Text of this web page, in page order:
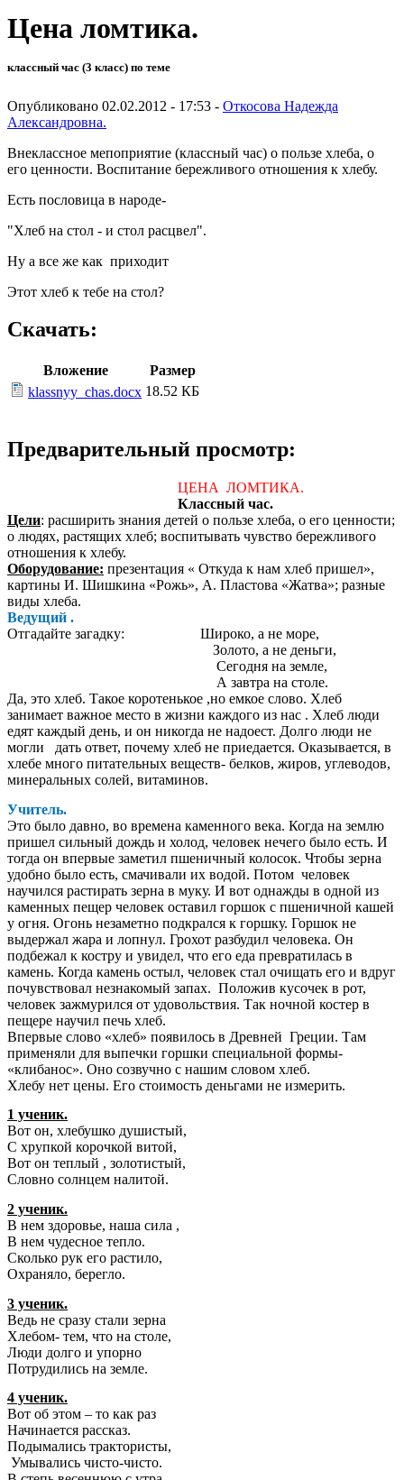
Цена ломтика.
классный час (3 класс) по теме
Опубликовано 02.02.2012 - 17:53 - Откосова Надежда
Александровна.
Внеклассное мепоприятие (классный час) о пользе хлеба, о
его ценности. Воспитание бережливого отношения к хлебу.
Есть пословица в народе-
"Хлеб на стол - и стол расцвел".
Ну а все же как приходит
Этот хлеб к тебе на стол?
Скачать:
Вложение
Размер
klassnyy_chas.docx 18.52 КБ
Предварительный просмотр:
ЦЕНА ЛОМТИКА.
Классный час.
Цели: расширить знания детей о пользе хлеба, о его ценности;
о людях, растящих хлеб; воспитывать чувство бережливого
отношения к хлебу.
Оборудование: презентация « Откуда к нам хлеб пришел»,
картины И. Шишкина «Рожь», А. Пластова «Жатва»; разные
виды хлеба.
Ведущий .
Отгадайте загадку: Широко, а не море,
Золото, а не деньги,
Сегодня на земле,
А завтра на столе.
Да, это хлеб. Такое коротенькое ,но емкое слово. Хлеб
занимает важное место в жизни каждого из нас . Хлеб люди
едят каждый день, и он никогда не надоест. Долго люди не
могли дать ответ, почему хлеб не приедается. Оказывается, в
хлебе много питательных веществ- белков, жиров, углеводов,
минеральных солей, витаминов.
Учитель.
Это было давно, во времена каменного века. Когда на землю
пришел сильный дождь и холод, человек нечего было есть. И
тогда он впервые заметил пшеничный колосок. Чтобы зерна
удобно было есть, смачивали их водой. Потом человек
научился растирать зерна в муку. И вот однажды в одной из
каменных пещер человек оставил горшок с пшеничной кашей
у огня. Огонь незаметно подкрался к горшку. Горшок не
выдержал жара и лопнул. Грохот разбудил человека. Он
подбежал к костру и увидел, что его еда превратилась в
камень. Когда камень остыл, человек стал очищать его и вдруг
почувствовал незнакомый запах. Положив кусочек в рот,
человек зажмурился от удовольствия. Так ночной костер в
пещере научил печь хлеб.
Впервые слово «хлеб» появилось в Древней Греции. Там
применяли для выпечки горшки специальной формы-
«клибанос». Оно созвучно с нашим словом хлеб.
Хлебу нет цены. Его стоимость деньгами не измерить.
1 ученик.
Вот он, хлебушко душистый,
С хрупкой корочкой витой,
Вот он теплый , золотистый,
Словно солнцем налитой.
2 ученик.
В нем здоровье, наша сила ,
В нем чудесное тепло.
Сколько рук его растило,
Охраняло, берегло.
3 ученик.
Ведь не сразу стали зерна
Хлебом- тем, что на столе,
Люди долго и упорно
Потрудились на земле.
4 ученик.
Вот об этом – то как раз
Начинается рассказ.
Подымались трактористы,
Умывались чисто-чисто.